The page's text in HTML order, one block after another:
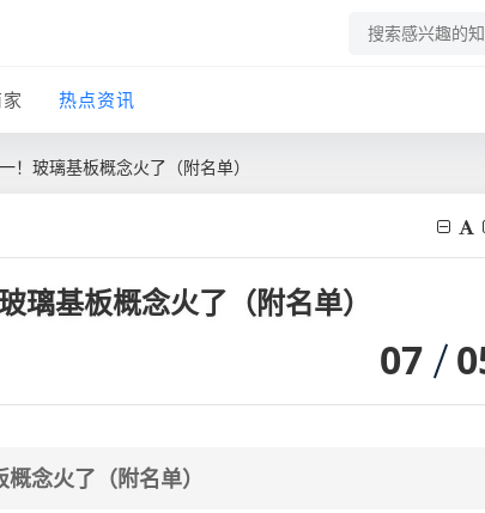
热点资讯
！玻璃基板概念火了（附名单）
基板概念火了（附名单）
07
念火了（附名单）